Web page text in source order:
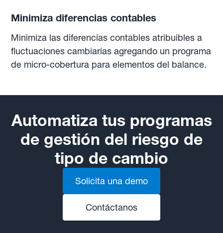
Minimiza diferencias contables
Minimiza las diferencias contables atribuibles a
fluctuaciones cambiarias agregando un programa
de micro-cobertura para elementos del balance.
Automatiza tus programas
de gestión del riesgo de
tipo de cambio
Solicita una demo
Contáctanos